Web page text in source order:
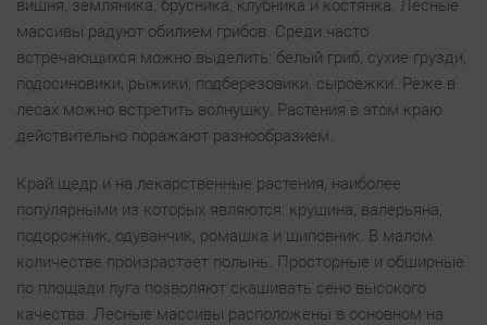
вишня, земляника, брусника, клубника и костянка. Лесные
массивы радуют обилием грибов. Среди часто
встречающихся можно выделить: белый гриб, сухие грузди,
подосиновики, рыжики, подберезовики, сыроежки. Реже в
лесах можно встретить волнушку. Растения в этом краю
действительно поражают разнообразием.
Край щедр и на лекарственные растения, наиболее
популярными из которых являются: крушина, валерьяна,
подорожник, одуванчик, ромашка и шиповник. В малом
количестве произрастает полынь. Просторные и обширные
по площади луга позволяют скашивать сено высокого
качества. Лесные массивы расположены в основном на